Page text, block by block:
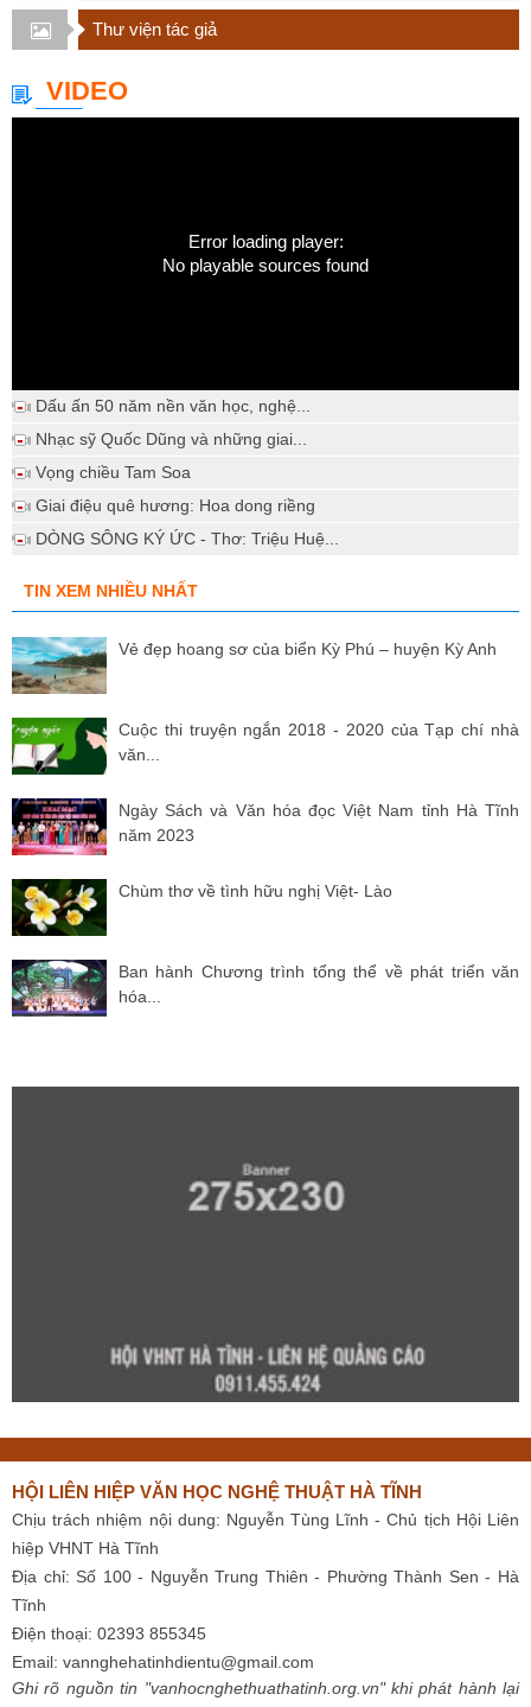
Thư viện tác giả
VIDEO
Error loading player:
No playable sources found
Dấu ấn 50 năm nền văn học, nghệ...
Nhạc sỹ Quốc Dũng và những giai...
Vọng chiều Tam Soa
Giai điệu quê hương: Hoa dong riềng
DÒNG SÔNG KÝ ỨC - Thơ: Triệu Huệ...
TIN XEM NHIỀU NHẤT
Vẻ đẹp hoang sơ của biển Kỳ Phú – huyện Kỳ Anh
Cuộc thi truyện ngắn 2018 - 2020 của Tạp chí nhà
văn...
Ngày Sách và Văn hóa đọc Việt Nam tỉnh Hà Tĩnh
năm 2023
Chùm thơ về tình hữu nghị Việt- Lào
Ban hành Chương trình tổng thể về phát triển văn
hóa...
HỘI LIÊN HIỆP VĂN HỌC NGHỆ THUẬT HÀ TĨNH
Chịu trách nhiệm nội dung: Nguyễn Tùng Lĩnh - Chủ tịch Hội Liên
hiệp VHNT Hà Tĩnh
Địa chỉ: Số 100 - Nguyễn Trung Thiên - Phường Thành Sen - Hà
Tĩnh
Điện thoại: 02393 855345
Email: vannghehatinhdientu@gmail.com
Ghi rõ nguồn tin "vanhocnghethuathatinh.org.vn" khi phát hành lại